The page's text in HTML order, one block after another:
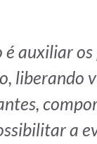
é auxiliar os
liberando
a